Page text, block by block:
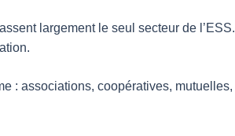
largement le seul secteur de
: associations, coopératives,